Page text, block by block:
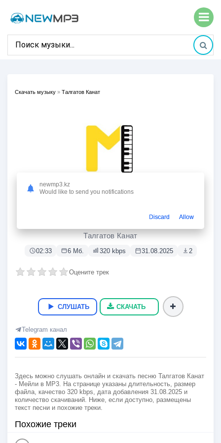
Скачать музыку » Талгатов Канат
Талгатов Канат
02:33 6 Мб. 320 kbps 31.08.2025 2
Оцените трек
СЛУШАТЬ СКАЧАТЬ
Telegram канал
Здесь можно слушать онлайн и скачать песню Талгатов Канат
- Мейли в MP3. На странице указаны длительность, размер
файла, качество 320 kbps, дата добавления 31.08.2025 и
количество скачиваний. Ниже, если доступно, размещены
текст песни и похожие треки.
Похожие треки
newmp3.kz
Would like to send you notifications
Discard Allow